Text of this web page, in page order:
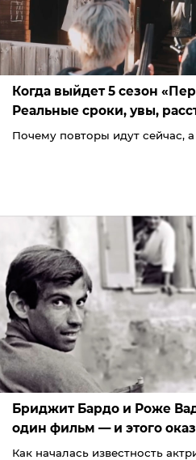
Когда выйдет 5 сезон
Реальные сроки, увы,
Почему повторы идут сейчас,
Бриджит Бардо и Роже
один фильм — и этого
Как началась известность